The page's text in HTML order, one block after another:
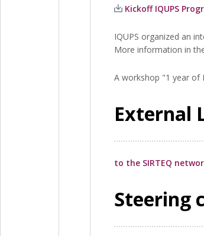
Kickoff IQUPS
IQUPS organized an
More information in
A workshop "1 year of
External
to the SIRTEQ
Steering